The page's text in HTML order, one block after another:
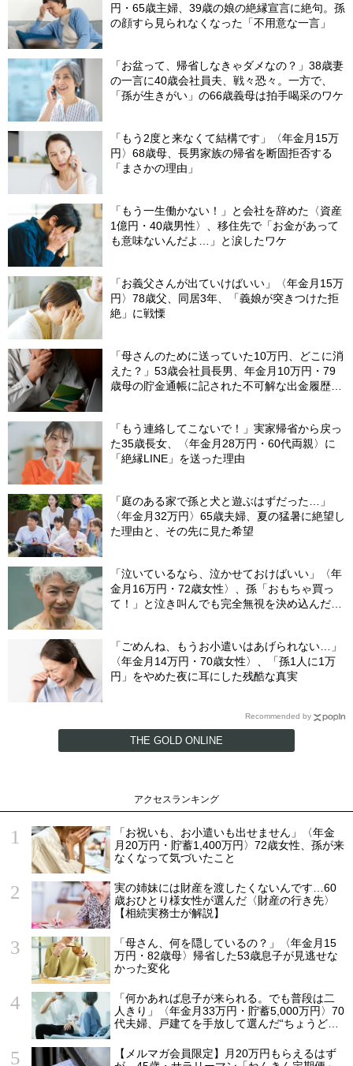
円・65歳主婦、39歳の娘の絶縁宣言に絶句。孫
の顔すら見られなくなった「不用意な一言」
「お盆って、帰省しなきゃダメなの？」38歳妻
の一言に40歳会社員夫、戦々恐々。一方で、
「孫が生きがい」の66歳義母は拍手喝采のワケ
「もう2度と来なくて結構です」〈年金月15万
円〉68歳母、長男家族の帰省を断固拒否する
「まさかの理由」
「もう一生働かない！」と会社を辞めた〈資産
1億円・40歳男性〉、移住先で「お金があって
も意味ないんだよ…」と涙したワケ
「お義父さんが出ていけばいい」〈年金月15万
円〉78歳父、同居3年、「義娘が突きつけた拒
絶」に戦慄
「母さんのために送っていた10万円、どこに消
えた？」53歳会社員長男、年金月10万円・79
歳母の貯金通帳に記された不可解な出金履歴に
「もう連絡してこないで！」実家帰省から戻っ
た35歳長女、〈年金月28万円・60代両親〉に
「絶縁LINE」を送った理由
「庭のある家で孫と犬と遊ぶはずだった…」
〈年金月32万円〉65歳夫婦、夏の猛暑に絶望し
た理由と、その先に見た希望
「泣いているなら、泣かせておけばいい」〈年
金月16万円・72歳女性〉、孫「おもちゃ買っ
て！」と泣き叫んでも完全無視を決め込んだ理
「ごめんね、もうお小遣いはあげられない…」
〈年金月14万円・70歳女性〉、「孫1人に1万
円」をやめた夜に耳にした残酷な真実
Recommended by
THE GOLD ONLINE
アクセスランキング
「お祝いも、お小遣いも出せません」〈年金
月20万円・貯蓄1,400万円〉72歳女性、孫が来
なくなって気づいたこと
実の姉妹には財産を渡したくないんです…60
歳おひとり様女性が選んだ〈財産の行き先〉
【相続実務士が解説】
「母さん、何を隠しているの？」〈年金月15
万円・82歳母〉帰省した53歳息子が見逃せな
かった変化
「何かあれば息子が来られる。でも普段は二
人きり」〈年金月33万円・貯蓄5,000万円〉70
代夫婦、戸建てを手放して選んだ“ちょうどい
【メルマガ会員限定】月20万円もらえるはず